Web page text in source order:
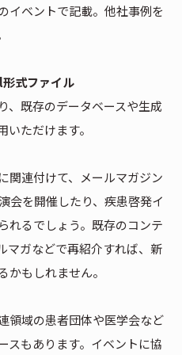
イベントで記載。他社事例を
形式ファイル
、既存のデータベースや生成
ただけます。
連付けて、メールマガジン
会を開催したり、疾患啓発イ
れるでしょう。既存のコンテ
マガなどで再紹介すれば、新
かもしれません。
域の患者団体や医学会など
スもあります。イベントに協